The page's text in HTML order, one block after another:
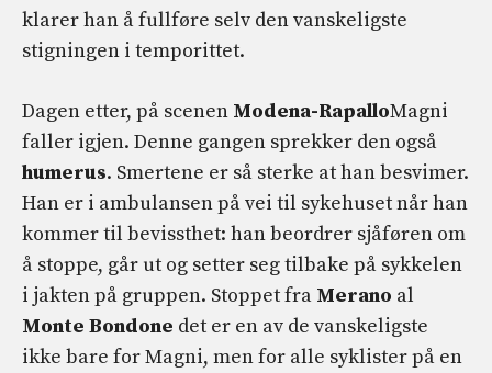
klarer han å fullføre selv den vanskeligste
stigningen i temporittet.
Dagen etter, på scenen Modena-RapalloMagni
faller igjen. Denne gangen sprekker den også
humerus. Smertene er så sterke at han besvimer.
Han er i ambulansen på vei til sykehuset når han
kommer til bevissthet: han beordrer sjåføren om
å stoppe, går ut og setter seg tilbake på sykkelen
i jakten på gruppen. Stoppet fra Merano al
Monte Bondone det er en av de vanskeligste
ikke bare for Magni, men for alle syklister på en